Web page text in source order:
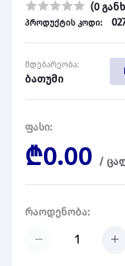
(0
პროდუქტის კოდი:
მდებარეობა:
ბათუმი
ფასი:
₾0.00 /
რაოდენობა: